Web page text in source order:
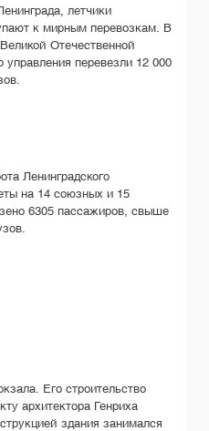
летчики
к мирным перевозкам. В
Отечественной
перевезли 12 000
Ленинградского
на 14 союзных и 15
6305 пассажиров, свыше
Его строительство
архитектора Генриха
здания занимался